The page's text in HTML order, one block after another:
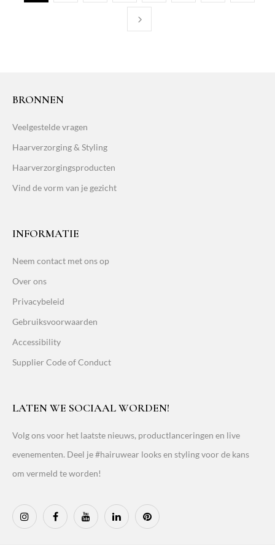
BRONNEN
Veelgestelde vragen
Haarverzorging & Styling
Haarverzorgingsproducten
Vind de vorm van je gezicht
INFORMATIE
Neem contact met ons op
Over ons
Privacybeleid
Gebruiksvoorwaarden
Accessibility
Supplier Code of Conduct
LATEN WE SOCIAAL WORDEN!
Volg ons voor het laatste nieuws, productlanceringen en live
evenementen. Deel je #hairuwear looks en styling voor de kans
om vermeld te worden!